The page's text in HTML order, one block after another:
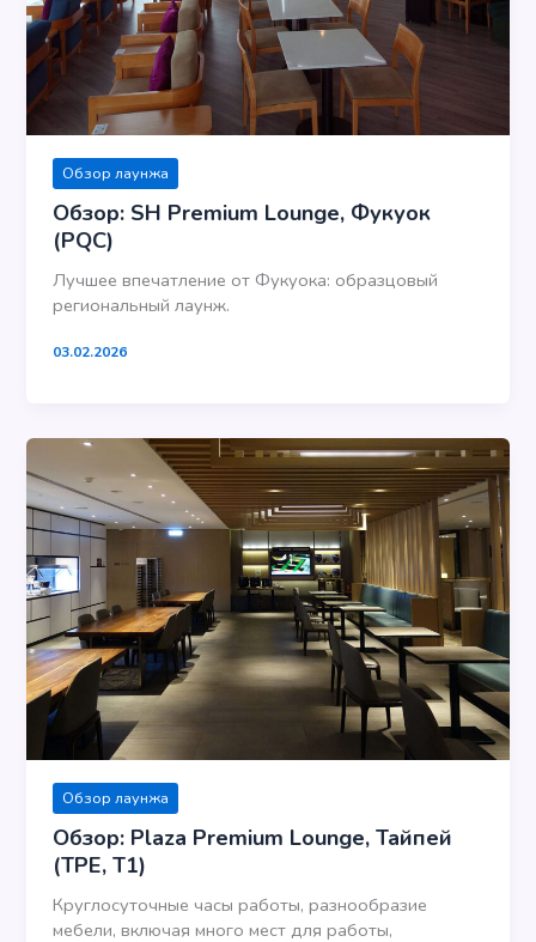
Обзор лаунжа
Обзор: SH Premium Lounge, Фукуок
(PQC)
Лучшее впечатление от Фукуока: образцовый
региональный лаунж.
03.02.2026
Обзор лаунжа
Обзор: Plaza Premium Lounge, Тайпей
(TPE, T1)
Круглосуточные часы работы, разнообразие
мебели, включая много мест для работы,